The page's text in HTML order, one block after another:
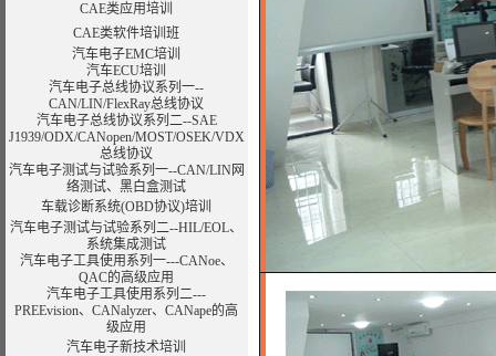
CAE类应用培训
CAE类软件培训班
汽车电子EMC培训
汽车ECU培训
汽车电子总线协议系列一--
CAN/LIN/FlexRay总线协议
汽车电子总线协议系列二--SAE
J1939/ODX/CANopen/MOST/OSEK/VDX
总线协议
汽车电子测试与试验系列一--CAN/LIN网
络测试、黑白盒测试
车载诊断系统(OBD协议)培训
汽车电子测试与试验系列二--HIL/EOL、
系统集成测试
汽车电子工具使用系列一---CANoe、
QAC的高级应用
汽车电子工具使用系列二---
PREEvision、CANalyzer、CANape的高
级应用
汽车电子新技术培训